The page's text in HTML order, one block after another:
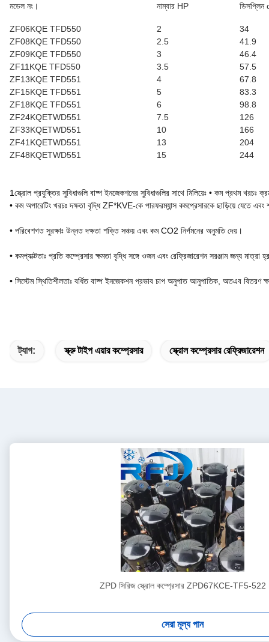
মডেল নং। নাম্বার HP
ZF06KQE TFD550 2
34
ZF08KQE TFD550
2.5
41.9
ZF09KQE TFD550
3
46.4
ZF11KQE TFD550
3.5
57.5
ZF13KQE TFD551
4
67.8
ZF15KQE TFD551
5
83.3
ZF18KQE TFD551
6
98.8
ZF24KQETWD551
7.5
126
ZF33KQETWD551
10
166
ZF41KQETWD551
13
204
ZF48KQETWD551
15 244
1স্ক্রোল প্রযুক্তির সুবিধাগুলি বাষ্প ইনজেকশনের সুবিধাগুলির সাথে মিলিয়েঃ • কম প্রথম খরচঃ
• কম অপারেটিং খরচঃ দক্ষতা বৃদ্ধি ZF*KVE-কে পারফরম্যান্স কমপ্রেসারকে ছাড়িয়ে যেতে
• পরিবেশগত সুরক্ষাঃ উন্নত দক্ষতা শক্তি সঞ্চয় এবং কম CO2 নির্গমনের অনুমতি দেয়।
• কমপ্যাক্টতাঃ প্রতি কম্প্রেসার ক্ষমতা বৃদ্ধি সঙ্গে ওজন এবং রেফ্রিজারেশন সরঞ্জাম জন্য মাত্রা
• সিস্টেম স্থিতিশীলতাঃ বর্ধিত বাষ্প ইনজেকশন প্রভাব চাপ অনুপাত আনুপাতিক, অতএব বিতরণ
ট্যাগ: স্ক্রু টাইপ এয়ার কম্প্রেসার স্ক্রোল কম্প্রেসার রেফ্রিজারেশন
ZPD সিরিজ স্ক্রোল কম্প্রেসার ZPD67KCE-TF5-522
সেরা মূল্য পান